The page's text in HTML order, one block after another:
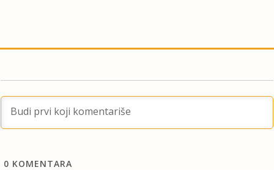
0 KOMENTARA